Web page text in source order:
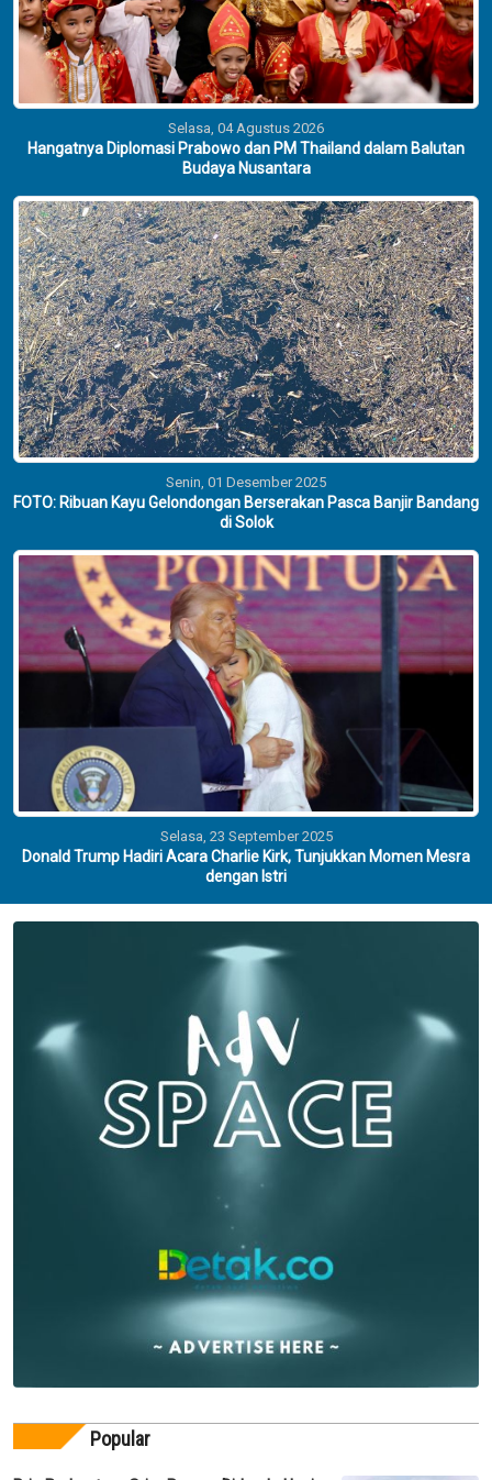
Selasa, 04 Agustus 2026
Hangatnya Diplomasi Prabowo dan PM Thailand dalam Balutan
Budaya Nusantara
Senin, 01 Desember 2025
FOTO: Ribuan Kayu Gelondongan Berserakan Pasca Banjir Bandang
di Solok
Selasa, 23 September 2025
Donald Trump Hadiri Acara Charlie Kirk, Tunjukkan Momen Mesra
dengan Istri
Popular